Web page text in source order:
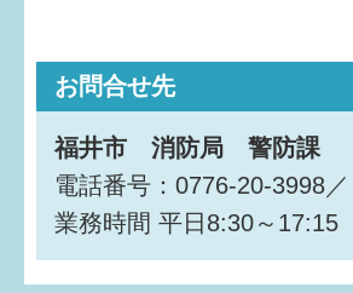
お問合せ先
福井市 消防局 警防課
電話番号：0776-20-3998
業務時間 平日8:30～17:15
ソーシャルメディア
すまいるサポート行事案内